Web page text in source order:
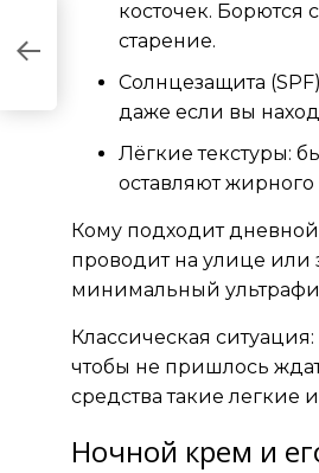
косточек.
старение.
Солнцезащита
даже если вы
Лёгкие текстуры:
оставляют жирного
Кому подходит
проводит на улице или
минимальный
Классическая
чтобы не пришлось
средства такие легкие
Ночной крем и